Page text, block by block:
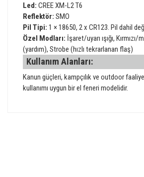
Led: CREE XM-L2 T6
Reflektör: SMO
Pil Tipi: 1 × 18650, 2 x CR123. Pil dahil
Özel Modları: İşaret/uyarı ışığı, Kırmızı/
(yardım), Strobe (hızlı tekrarlanan flaş)
Kullanım Alanları:
Kanun güçleri, kampçılık ve outdoor
kullanımı uygun bir el feneri modelidir.